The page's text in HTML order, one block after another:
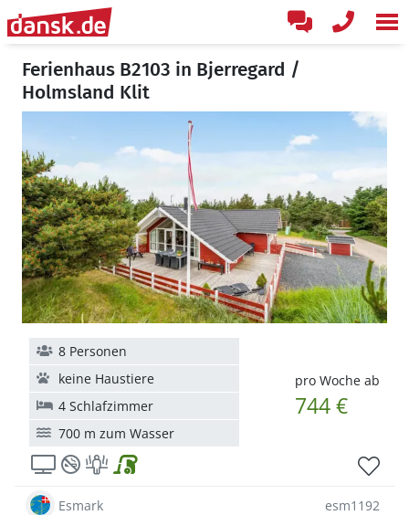
Ferienhaus B2103 in Bjerregard /
Holmsland Klit
pro Woche ab
744 €
8 Personen
keine Haustiere
4 Schlafzimmer
700 m zum Wasser
Esmark esm1192